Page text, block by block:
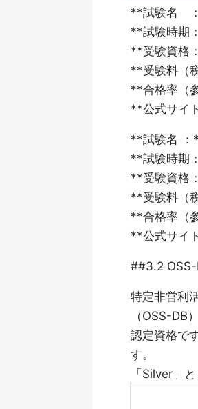
**試験名
**試験時期
**受験資格
**受験料（
**合格率（
**公式サイ
**試験名 ：
**試験時期
**受験資格
**受験料（
**合格率（
**公式サイ
##3.2 OSS-
特定非営利
（OSS-DB
認定資格で
す。
「Silver」